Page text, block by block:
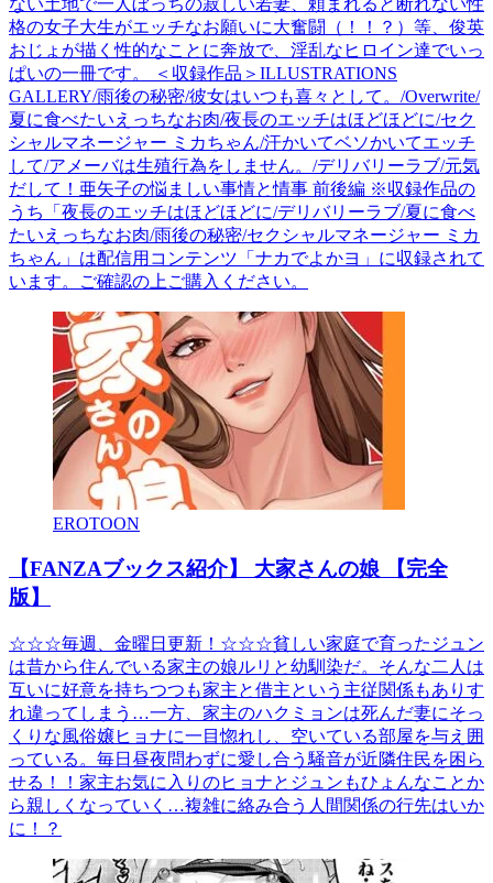
ない土地で一人ぼっちの寂しい若妻、頼まれると断れない性
格の女子大生がエッチなお願いに大奮闘（！！？）等、俊英
おじょが描く性的なことに奔放で、淫乱なヒロイン達でいっ
ぱいの一冊です。 ＜収録作品＞ILLUSTRATIONS
GALLERY/雨後の秘密/彼女はいつも喜々として。/Overwrite/
夏に食べたいえっちなお肉/夜長のエッチはほどほどに/セク
シャルマネージャー ミカちゃん/汗かいてベソかいてエッチ
して/アメーバは生殖行為をしません。/デリバリーラブ/元気
だして！亜矢子の悩ましい事情と情事 前後編 ※収録作品の
うち「夜長のエッチはほどほどに/デリバリーラブ/夏に食べ
たいえっちなお肉/雨後の秘密/セクシャルマネージャー ミカ
ちゃん」は配信用コンテンツ「ナカでよかヨ」に収録されて
います。ご確認の上ご購入ください。
EROTOON
【FANZAブックス紹介】 大家さんの娘 【完全
版】
☆☆☆毎週、金曜日更新！☆☆☆貧しい家庭で育ったジュン
は昔から住んでいる家主の娘ルリと幼馴染だ。そんな二人は
互いに好意を持ちつつも家主と借主という主従関係もありす
れ違ってしまう…一方、家主のハクミョンは死んだ妻にそっ
くりな風俗嬢ヒョナに一目惚れし、空いている部屋を与え囲
っている。毎日昼夜問わずに愛し合う騒音が近隣住民を困ら
せる！！家主お気に入りのヒョナとジュンもひょんなことか
ら親しくなっていく…複雑に絡み合う人間関係の行先はいか
に！？